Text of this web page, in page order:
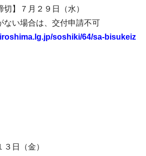
切】７月２９日（水）
い場合は、交付申請不可
soshiki/64/sa-bisukeiz
３日（金）